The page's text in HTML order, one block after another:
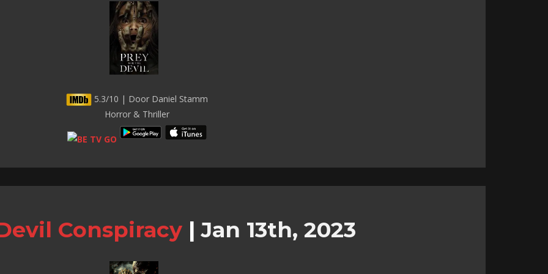
5.3/10 | Door Daniel Stamm
Horror & Thriller
Conspiracy | Jan 13th, 2023